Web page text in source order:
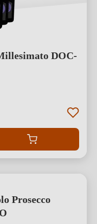
DOC-
4.4 von 5 Sternen
Prosecco